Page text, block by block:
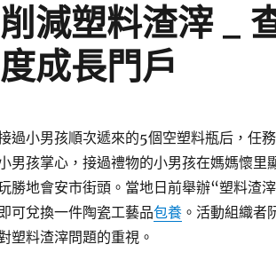
減塑料渣滓 _
成長門戶
過小男孩順次遞來的5個空塑料瓶后，任
男孩掌心，接過禮物的小男孩在媽媽懷里
勝地會安市街頭。當地日前舉辦“塑料渣
可兌換一件陶瓷工藝品包養。活動組織者
塑料渣滓問題的重視。